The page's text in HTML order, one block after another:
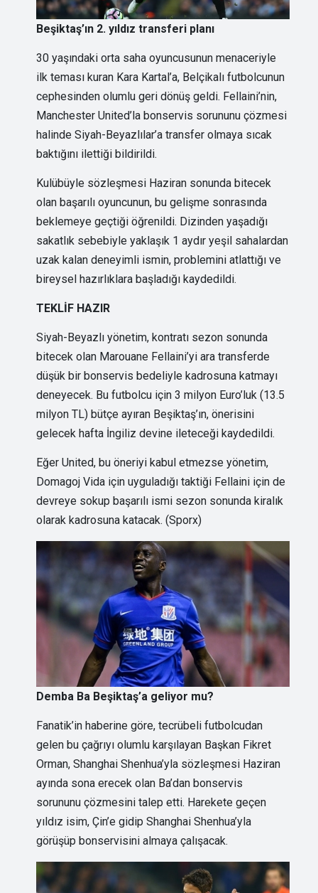
Beşiktaş’ın 2. yıldız transferi planı
30 yaşındaki orta saha oyuncusunun menaceriyle
ilk teması kuran Kara Kartal’a, Belçikalı futbolcunun
cephesinden olumlu geri dönüş geldi. Fellaini’nin,
Manchester United’la bonservis sorununu çözmesi
halinde Siyah-Beyazlılar’a transfer olmaya sıcak
baktığını ilettiği bildirildi.
Kulübüyle sözleşmesi Haziran sonunda bitecek
olan başarılı oyuncunun, bu gelişme sonrasında
beklemeye geçtiği öğrenildi. Dizinden yaşadığı
sakatlık sebebiyle yaklaşık 1 aydır yeşil sahalardan
uzak kalan deneyimli ismin, problemini atlattığı ve
bireysel hazırlıklara başladığı kaydedildi.
TEKLİF HAZIR
Siyah-Beyazlı yönetim, kontratı sezon sonunda
bitecek olan Marouane Fellaini’yi ara transferde
düşük bir bonservis bedeliyle kadrosuna katmayı
deneyecek. Bu futbolcu için 3 milyon Euro’luk (13.5
milyon TL) bütçe ayıran Beşiktaş’ın, önerisini
gelecek hafta İngiliz devine ileteceği kaydedildi.
Eğer United, bu öneriyi kabul etmezse yönetim,
Domagoj Vida için uyguladığı taktiği Fellaini için de
devreye sokup başarılı ismi sezon sonunda kiralık
olarak kadrosuna katacak. (Sporx)
Demba Ba Beşiktaş’a geliyor mu?
Fanatik’in haberine göre, tecrübeli futbolcudan
gelen bu çağrıyı olumlu karşılayan Başkan Fikret
Orman, Shanghai Shenhua’yla sözleşmesi Haziran
ayında sona erecek olan Ba’dan bonservis
sorununu çözmesini talep etti. Harekete geçen
yıldız isim, Çin’e gidip Shanghai Shenhua’yla
görüşüp bonservisini almaya çalışacak.